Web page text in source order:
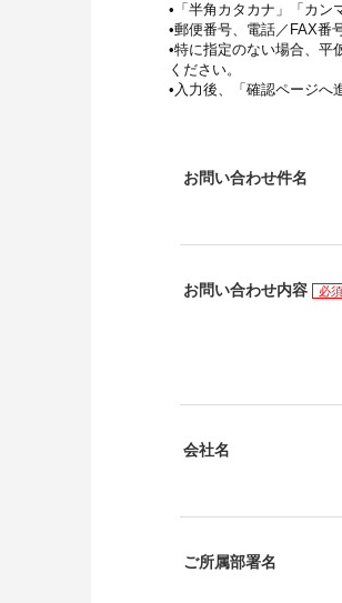
•「半角カタカナ」「カン
•郵便番号、電話／FAX番
•特に指定のない場合、平
ください。
•入力後、「確認ページへ
お問い合わせ件名
お問い合わせ内容 必須
会社名
ご所属部署名